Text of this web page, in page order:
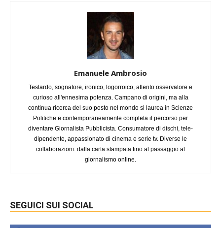
Emanuele Ambrosio
Testardo, sognatore, ironico, logorroico, attento osservatore e
curioso all'ennesima potenza. Campano di origini, ma alla
continua ricerca del suo posto nel mondo si laurea in Scienze
Politiche e contemporaneamente completa il percorso per
diventare Giornalista Pubblicista. Consumatore di dischi, tele-
dipendente, appassionato di cinema e serie tv. Diverse le
collaborazioni: dalla carta stampata fino al passaggio al
giornalismo online.
SEGUICI SUI SOCIAL